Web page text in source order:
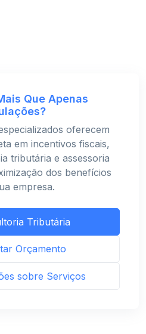
Que Apenas
oferecem
em incentivos fiscais,
tributária e assessoria
dos benefícios
empresa.
Tributária
Orçamento
sobre Serviços